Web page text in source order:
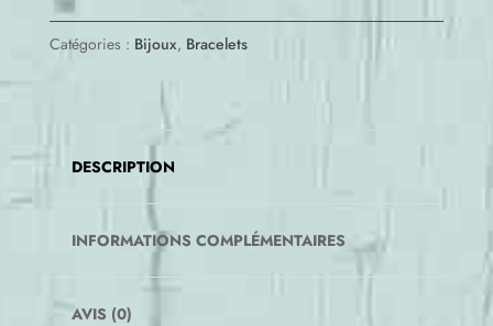
Capucine
Catégories : Bijoux, Bracelets
DESCRIPTION
INFORMATIONS COMPLÉMENTAIRES
AVIS (0)